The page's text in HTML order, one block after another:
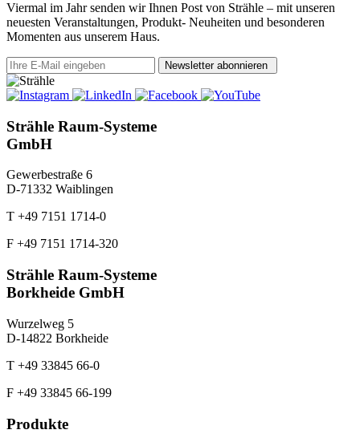
Viermal im Jahr senden wir Ihnen Post von Strähle – mit unseren
neuesten Veranstaltungen, Produkt- Neuheiten und besonderen
Momenten aus unserem Haus.
Newsletter abonnieren
Strähle Raum-Systeme
GmbH
Gewerbestraße 6
D-71332 Waiblingen
T +49 7151 1714-0
F +49 7151 1714-320
Strähle Raum-Systeme
Borkheide GmbH
Wurzelweg 5
D-14822 Borkheide
T +49 33845 66-0
F +49 33845 66-199
Produkte